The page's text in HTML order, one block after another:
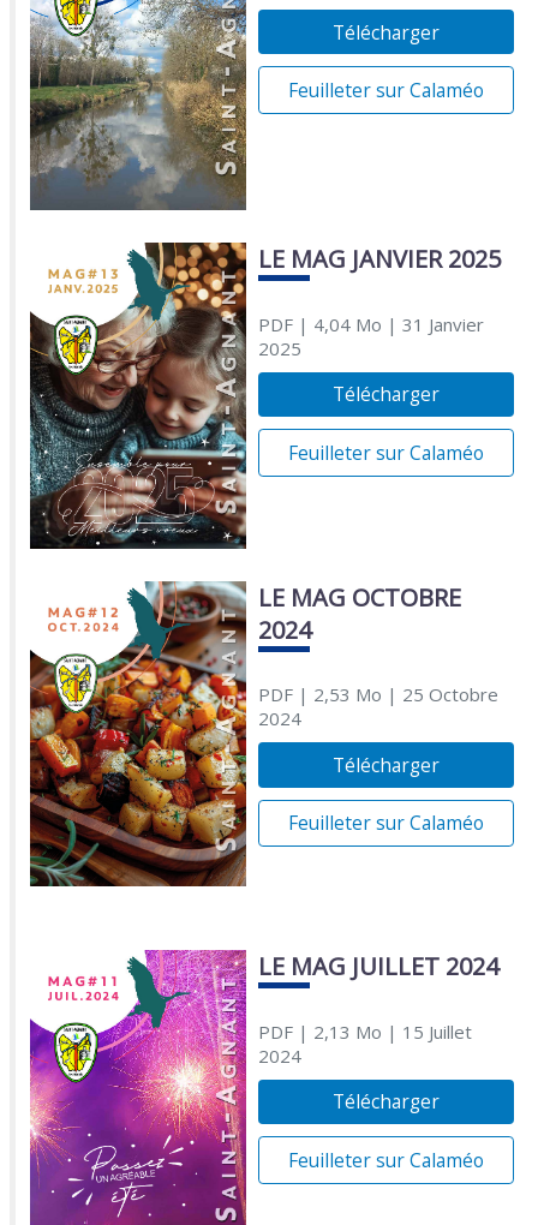
Télécharger
Feuilleter sur Calaméo
LE MAG JANVIER 2025
PDF| 4,04 Mo | 31 Janvier
2025
Télécharger
Feuilleter sur Calaméo
LE MAG OCTOBRE
2024
PDF| 2,53 Mo | 25 Octobre
2024
Télécharger
Feuilleter sur Calaméo
LE MAG JUILLET 2024
PDF| 2,13 Mo | 15 Juillet
2024
Télécharger
Feuilleter sur Calaméo